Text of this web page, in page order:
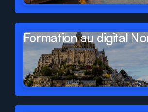
Formation au digital